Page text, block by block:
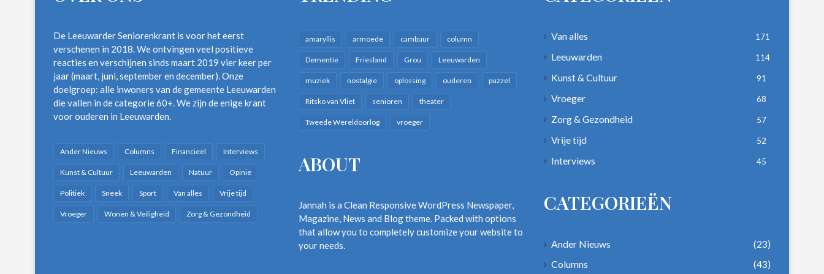
De Leeuwarder Seniorenkrant is voor het eerst
verschenen in 2018. We ontvingen veel positieve
reacties en verschijnen sinds maart 2019 vier keer per
jaar (maart, juni, september en december). Onze
doelgroep: alle inwoners van de gemeente Leeuwarden
die vallen in de categorie 60+. We zijn de enige krant
voor ouderen in Leeuwarden.
Ander Nieuws Columns Financieel Interviews
Kunst & Cultuur Leeuwarden Natuur Opinie
Politiek Sneek Sport Van alles Vrije tijd
Vroeger Wonen & Veiligheid Zorg & Gezondheid
amaryllis armoede cambuur column
Dementie Friesland Grou Leeuwarden
muziek nostalgie oplossing ouderen puzzel
Ritsko van Vliet senioren theater
Tweede Wereldoorlog vroeger
ABOUT
Jannah is a Clean Responsive WordPress Newspaper,
Magazine, News and Blog theme. Packed with options
that allow you to completely customize your website to
your needs.
Van alles 171
Leeuwarden 114
Kunst & Cultuur 91
Vroeger 68
Zorg & Gezondheid 57
Vrije tijd 52
Interviews 45
CATEGORIEËN
Ander Nieuws
(23)
Columns
(43)